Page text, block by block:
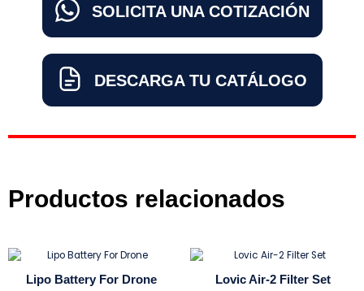
SOLICITA UNA COTIZACIÓN
DESCARGA TU CATÁLOGO
Productos relacionados
Lipo Battery For Drone Lovic Air-2 Filter Set